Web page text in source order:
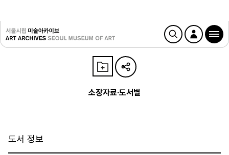
소장자료·도서별
도서 정보